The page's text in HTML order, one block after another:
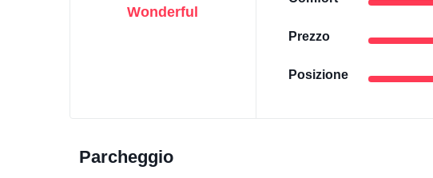
Wonderful
Prezzo
Posizione
Parcheggio